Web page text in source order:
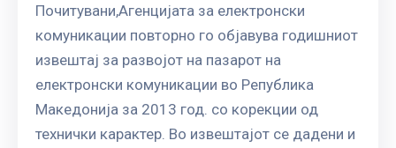
АНАЛИЗА
ПАЗАР
КОРИСНИЦИ
Почитувани,Агенцијата за електронски
комуникации повторно го објавува годишниот
извештај за развојот на пазарот на
електронски комуникации во Република
Македонија за 2013 год. со корекции од
технички карактер. Во извештајот се дадени и